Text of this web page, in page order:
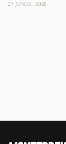
27 JUNIO, 2026